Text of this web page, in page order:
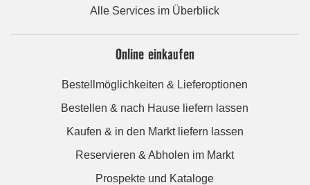
Alle Services im Überblick
Online einkaufen
Bestellmöglichkeiten & Lieferoptionen
Bestellen & nach Hause liefern lassen
Kaufen & in den Markt liefern lassen
Reservieren & Abholen im Markt
Prospekte und Kataloge